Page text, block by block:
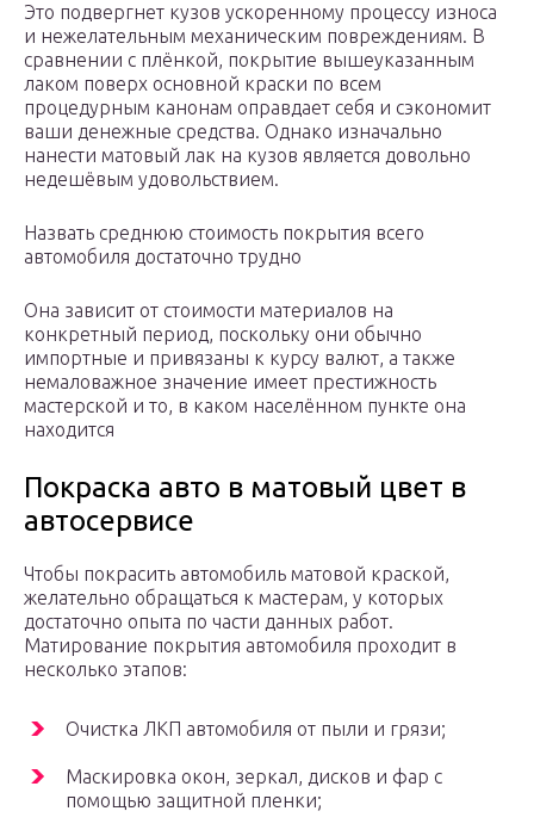
Это подвергнет кузов ускоренному процессу износа
и нежелательным механическим повреждениям. В
сравнении с плёнкой, покрытие вышеуказанным
лаком поверх основной краски по всем
процедурным канонам оправдает себя и сэкономит
ваши денежные средства. Однако изначально
нанести матовый лак на кузов является довольно
недешёвым удовольствием.
Назвать среднюю стоимость покрытия всего
автомобиля достаточно трудно
Она зависит от стоимости материалов на
конкретный период, поскольку они обычно
импортные и привязаны к курсу валют, а также
немаловажное значение имеет престижность
мастерской и то, в каком населённом пункте она
находится
Покраска авто в матовый цвет в
автосервисе
Чтобы покрасить автомобиль матовой краской,
желательно обращаться к мастерам, у которых
достаточно опыта по части данных работ.
Матирование покрытия автомобиля проходит в
несколько этапов:
Очистка ЛКП автомобиля от пыли и грязи;
Маскировка окон, зеркал, дисков и фар с
помощью защитной пленки;